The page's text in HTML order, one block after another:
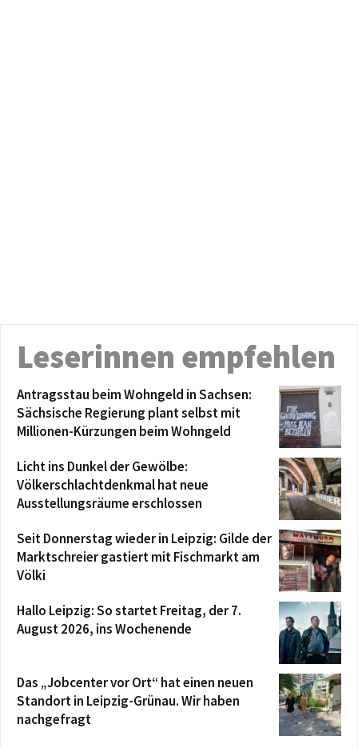
Leserinnen empfehlen
Antragsstau beim Wohngeld in Sachsen:
Sächsische Regierung plant selbst mit
Millionen-Kürzungen beim Wohngeld
Licht ins Dunkel der Gewölbe:
Völkerschlachtdenkmal hat neue
Ausstellungsräume erschlossen
Seit Donnerstag wieder in Leipzig: Gilde der
Marktschreier gastiert mit Fischmarkt am
Völki
Hallo Leipzig: So startet Freitag, der 7.
August 2026, ins Wochenende
Das „Jobcenter vor Ort“ hat einen neuen
Standort in Leipzig-Grünau. Wir haben
nachgefragt